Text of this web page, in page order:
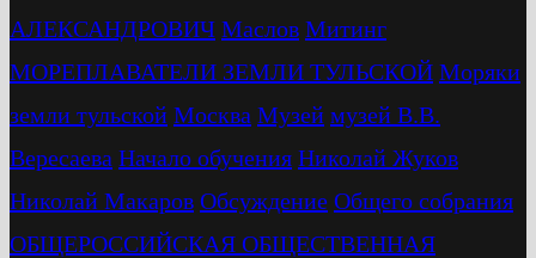
АЛЕКСАНДРОВИЧ Маслов Митинг
МОРЕПЛАВАТЕЛИ ЗЕМЛИ ТУЛЬСКОЙ Моряки
земли тульской Москва Музей музей В.В.
Вересаева Начало обучения Николай Жуков
Николай Макаров Обсуждение Общего собрания
ОБЩЕРОССИЙСКАЯ ОБЩЕСТВЕННАЯ